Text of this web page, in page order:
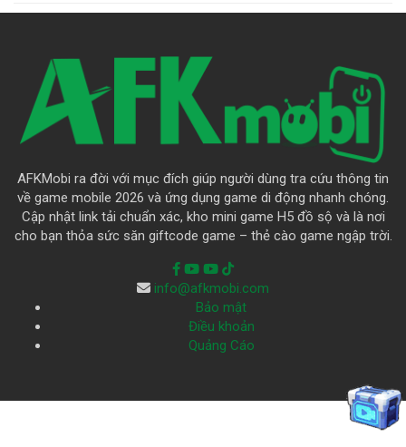
AFKMobi ra đời với mục đích giúp người dùng tra cứu thông tin
về game mobile 2026 và ứng dụng game di động nhanh chóng.
Cập nhật link tải chuẩn xác, kho mini game H5 đồ sộ và là nơi
cho bạn thỏa sức săn giftcode game – thẻ cào game ngập trời.
info@afkmobi.com
Bảo mật
Điều khoản
Quảng Cáo